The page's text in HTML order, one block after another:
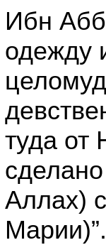
Ибн
одежду
туда от
Аллах)
Марии)”.